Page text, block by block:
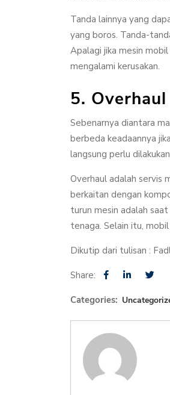
Tanda lainnya yang
yang boros. Tanda-
Apalagi jika mesin
mengalami kerusakan.
5. Overhaul
Sebenarnya diantara
berbeda keadaannya
langsung perlu
Overhaul adalah servis
berkaitan dengan
turun mesin adalah
tenaga. Selain itu,
Dikutip dari tulisan :
Share:
Categories: